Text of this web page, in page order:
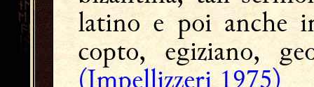
latino e poi anche
copto, egiziano,
(Impellizzeri 1975)